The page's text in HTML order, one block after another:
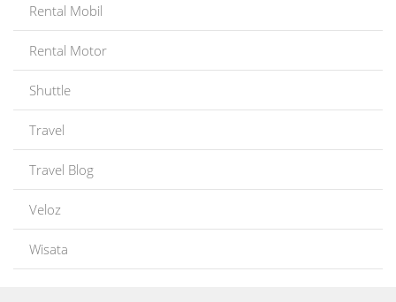
Rental Mobil
Rental Motor
Shuttle
Travel
Travel Blog
Veloz
Wisata